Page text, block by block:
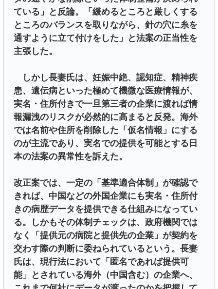
ている」と反論。「緩めるところと厳しくする
ところのバランスを取りながら、針の穴に糸を
通すように立て付けをした」と法案の正当性を
主張した。
しかし長妻氏は、妊娠中絶、認知症、精神疾
患、遺伝病といった極めて機微な医療情報が、
実名・住所付きで一旦第三者の企業に渡れば情
報漏洩のリスクが必然的に高まると反発。海外
では名前や住所を削除した「仮名情報」にする
のが主流であり、実名での提供を可能とする日
本の法案の異常性を訴えた。
改正案では、一定の「基準適合体制」が確認で
きれば、中国などの外国企業にも実名・住所付
きの病歴データを提供できる仕組みになってい
る。しかもその体制チェックは、政府機関では
なく「提供元の病院と提供先の企業」が契約を
交わす際の判断に委ねられているという。長妻
氏は、現行法において「匿名であれば提供可
能」とされている海外（中国含む）の企業へ、